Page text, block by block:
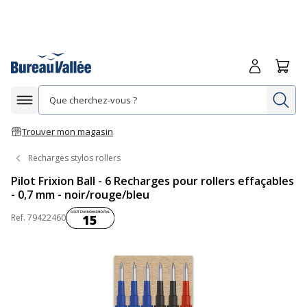
Afficher la navigation
Trouver mon magasin
Me
Recharges stylos rollers
Pilot Frixion Ball - 6 Recharges pour rollers effaçables
- 0,7 mm - noir/rouge/bleu
Ref. 79422460Coût environnemental :
15